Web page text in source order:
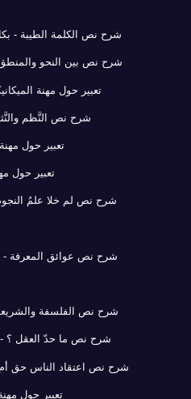
شرح نص الكلمة الطيبة -
شرح نص بين النحو
تعبير حول مهنة
شرح نص النَّظم والنَّثر
تعبير حول
تعبير حول
شرح نص لم خلا علمُ النجوم
شرح نص عوائق المعرفة -
شرح نص الفلسفة والشريعة
شرح نص ما حدّ العقل ؟ -
شرح نص اعتقاد الناس حق أم
تعبير حول